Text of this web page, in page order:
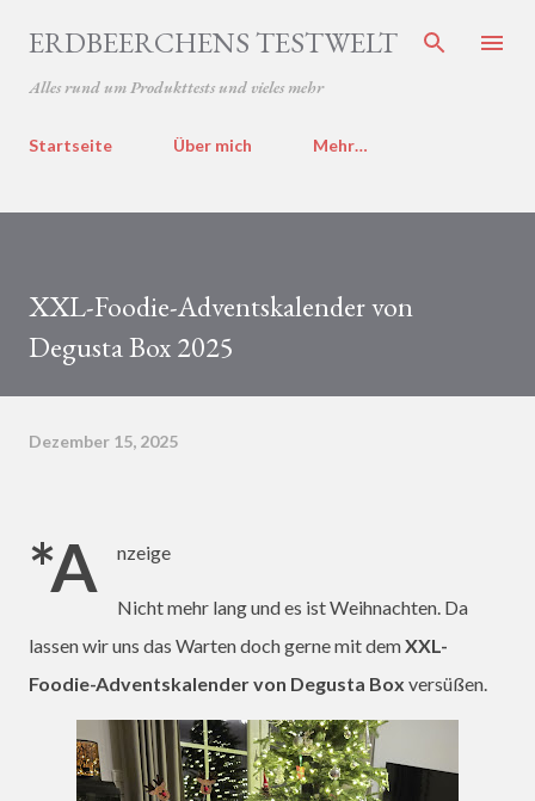
Direkt zum Hauptbereich
ERDBEERCHENS TESTWELT
Alles rund um Produkttests und vieles mehr
Startseite Über mich Mehr…
XXL-Foodie-Adventskalender von
Degusta Box 2025
Dezember 15, 2025
*A nzeige
Nicht mehr lang und es ist Weihnachten. Da
lassen wir uns das Warten doch gerne mit demXXL-
Foodie-Adventskalender von Degusta Box versüßen.